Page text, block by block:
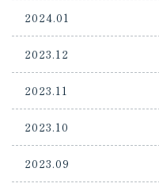
2024.01
2023.12
2023.11
2023.10
2023.09